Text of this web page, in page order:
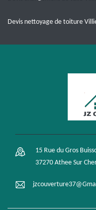
Devis nettoyage de toiture
15 Rue du Gros
37270 Athee Sur